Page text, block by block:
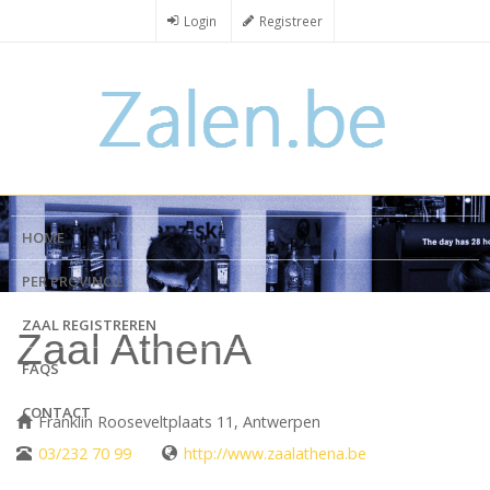
Login Registreer
HOME
PER PROVINCIE
ZAAL REGISTREREN
FAQS
CONTACT
Zaal AthenA
Franklin Rooseveltplaats 11, Antwerpen
03/232 70 99
http://www.zaalathena.be